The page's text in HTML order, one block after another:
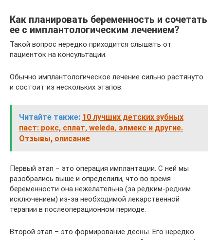
Как планировать беременность и сочетать
ее с имплантологическим лечением?
Такой вопрос нередко приходится слышать от
пациенток на консультации.
Обычно имплантологическое лечение сильно растянуто
и состоит из нескольких этапов.
Читайте также: 10 лучших детских зубных
паст: рокс, сплат, weleda, элмекс и другие.
Отзывы, описание
Первый этап – это операция имплантации. С ней мы
разобрались выше и определили, что во время
беременности она нежелательна (за редким-редким
исключением) из-за необходимой лекарственной
терапии в послеоперационном периоде.
Второй этап – это формирование десны. Его нередко